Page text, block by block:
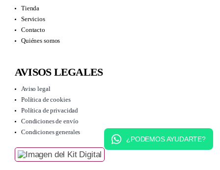
Tienda
Servicios
Contacto
Quiénes somos
AVISOS LEGALES
Aviso legal
Política de cookies
Política de privacidad
Condiciones de envío
Condiciones generales
¿PODEMOS AYUDARTE?